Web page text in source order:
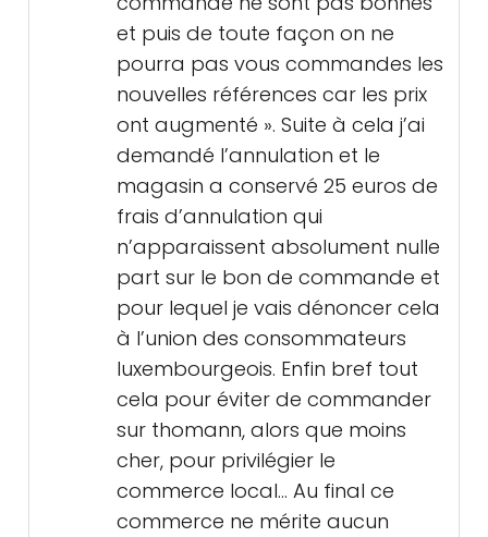
et puis de toute façon on ne
pourra pas vous commandes les
nouvelles références car les prix
ont augmenté ». Suite à cela j’ai
demandé l’annulation et le
magasin a conservé 25 euros de
frais d’annulation qui
n’apparaissent absolument nulle
part sur le bon de commande et
pour lequel je vais dénoncer cela
à l’union des consommateurs
luxembourgeois. Enfin bref tout
cela pour éviter de commander
sur thomann, alors que moins
cher, pour privilégier le
commerce local… Au final ce
commerce ne mérite aucun